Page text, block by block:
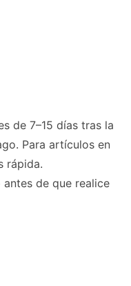
de 7–15 días tras la
Para artículos en
rápida.
de que realice